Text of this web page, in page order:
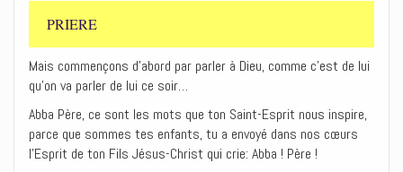
PRIERE
Mais commençons d’abord par parler à Dieu, comme c’est de lui
qu’on va parler de lui ce soir…
Abba Père, ce sont les mots que ton Saint-Esprit nous inspire,
parce que sommes tes enfants, tu a envoyé dans nos cœurs
l’Esprit de ton Fils Jésus-Christ qui crie: Abba ! Père !‭